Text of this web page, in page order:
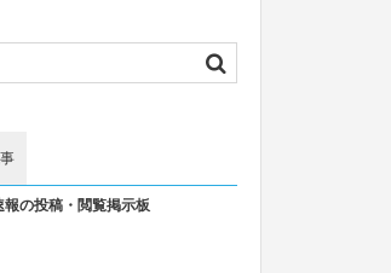
報の投稿・閲覧掲示板